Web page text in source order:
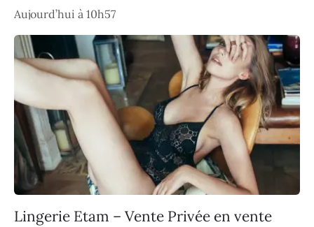
Aujourd’hui à 10h57
Lingerie Etam – Vente Privée en vente